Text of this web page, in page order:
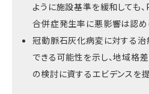
ように施設基準を緩和しても、
合併症発生率に悪影響は認め
冠動脈石灰化病変に対する治
できる可能性を示し、地域格
の検討に資するエビデンスを